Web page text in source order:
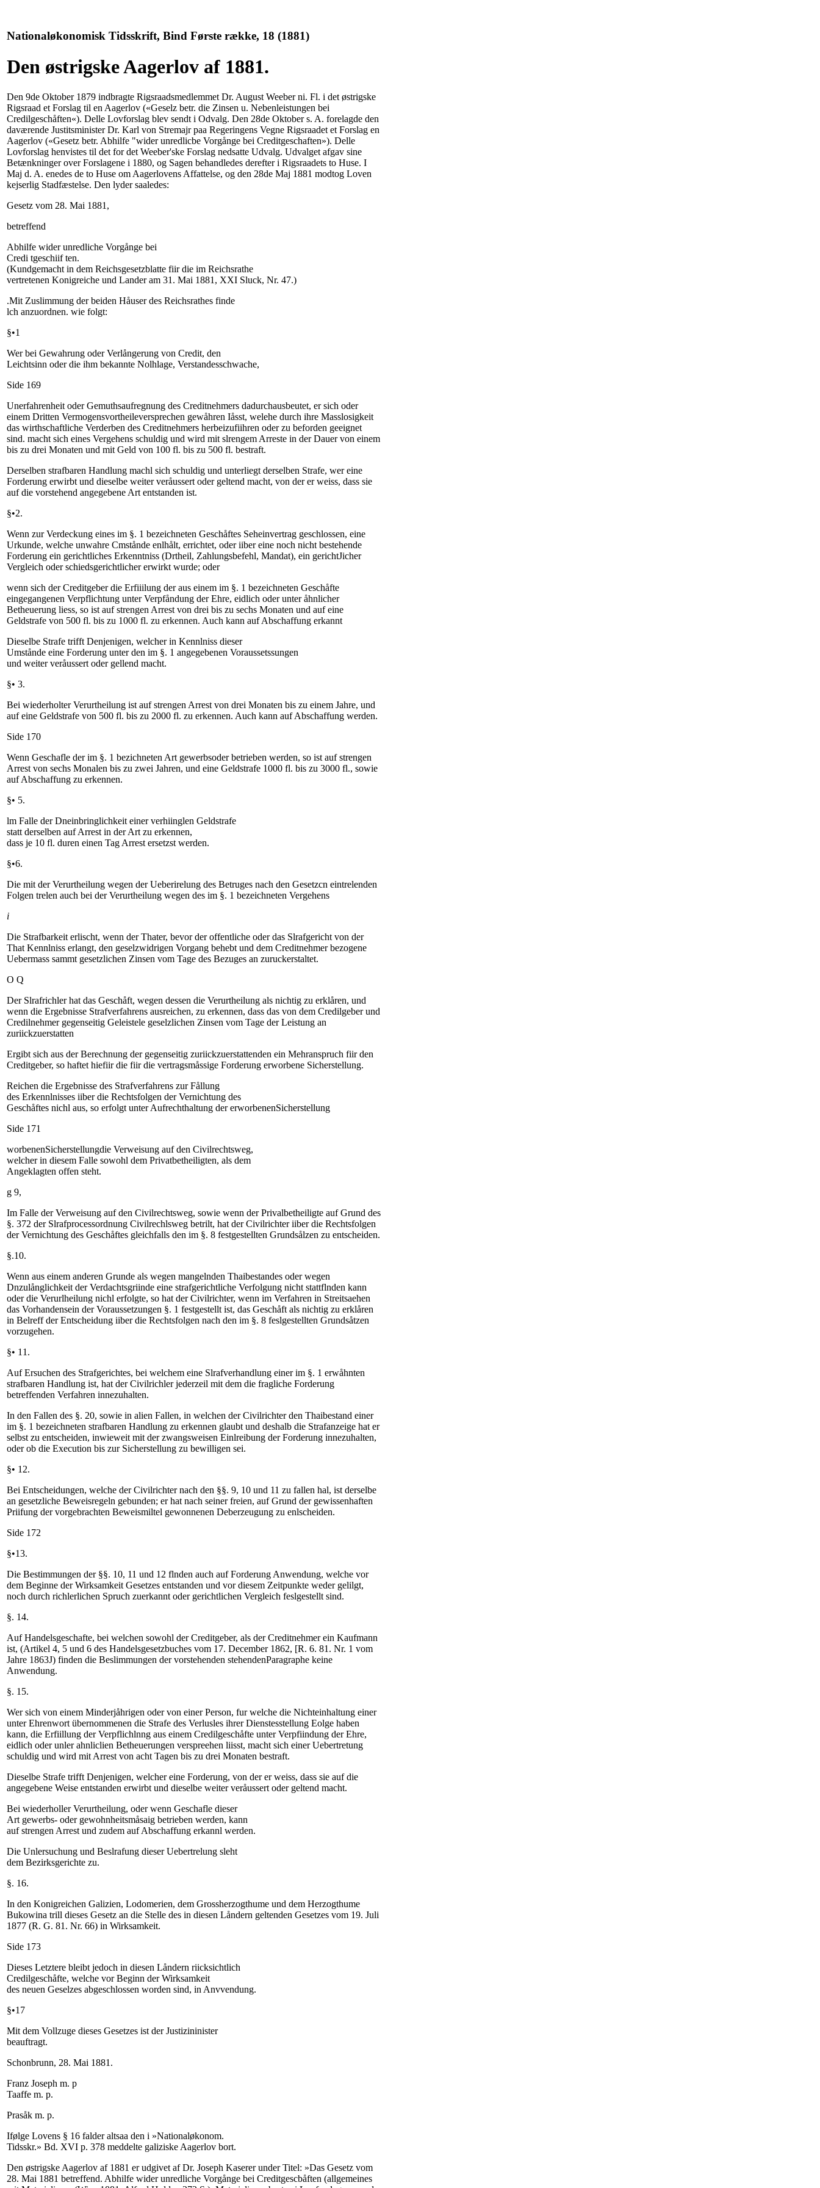
Nationaløkonomisk Tidsskrift, Bind Første række, 18 (1881)
Den østrigske Aagerlov af 1881.
Den 9de Oktober 1879 indbragte Rigsraadsmedlemmet Dr. August Weeber ni. Fl. i det østrigske
Rigsraad et Forslag til en Aagerlov («Geselz betr. die Zinsen u. Nebenleistungen bei
Credilgeschåften«). Delle Lovforslag blev sendt i Odvalg. Den 28de Oktober s. A. forelagde den
daværende Justitsminister Dr. Karl von Stremajr paa Regeringens Vegne Rigsraadet et Forslag en
Aagerlov («Gesetz betr. Abhilfe "wider unredlicbe Vorgånge bei Creditgeschaften»). Delle
Lovforslag henvistes til det for det Weeber'ske Forslag nedsatte Udvalg. Udvalget afgav sine
Betænkninger over Forslagene i 1880, og Sagen behandledes derefter i Rigsraadets to Huse. I
Maj d. A. enedes de to Huse om Aagerlovens Affattelse, og den 28de Maj 1881 modtog Loven
kejserlig Stadfæstelse. Den lyder saaledes:
Gesetz vom 28. Mai 1881,
betreffend
Abhilfe wider unredliche Vorgånge bei
Credi tgeschiif ten.
(Kundgemacht in dem Reichsgesetzblatte fiir die im Reichsrathe
vertretenen Konigreiche und Lander am 31. Mai 1881, XXI Sluck, Nr. 47.)
.Mit Zuslimmung der beiden Håuser des Reichsrathes finde
lch anzuordnen. wie folgt:
§•1
Wer bei Gewahrung oder Verlångerung von Credit, den
Leichtsinn oder die ihm bekannte Nolhlage, Verstandesschwache,
Side 169
Unerfahrenheit oder Gemuthsaufregnung des Creditnehmers dadurchausbeutet, er sich oder
einem Dritten Vermogensvortheileversprechen gewåhren Iåsst, welehe durch ihre Masslosigkeit
das wirthschaftliche Verderben des Creditnehmers herbeizufiihren oder zu beforden geeignet
sind. macht sich eines Vergehens schuldig und wird mit slrengem Arreste in der Dauer von einem
bis zu drei Monaten und mit Geld von 100 fl. bis zu 500 fl. bestraft.
Derselben strafbaren Handlung machl sich schuldig und unterliegt derselben Strafe, wer eine
Forderung erwirbt und dieselbe weiter veråussert oder geltend macht, von der er weiss, dass sie
auf die vorstehend angegebene Art entstanden ist.
§•2.
Wenn zur Verdeckung eines im §. 1 bezeichneten Geschåftes Seheinvertrag geschlossen, eine
Urkunde, welche unwahre Cmstånde enlhålt, errichtet, oder iiber eine noch nicht bestehende
Forderung ein gerichtliches Erkenntniss (Drtheil, Zahlungsbefehl, Mandat), ein gerichtJicher
Vergleich oder schiedsgerichtlicher erwirkt wurde; oder
wenn sich der Creditgeber die Erfiiilung der aus einem im §. 1 bezeichneten Geschåfte
eingegangenen Verpflichtung unter Verpfåndung der Ehre, eidlich oder unter åhnlicher
Betheuerung liess, so ist auf strengen Arrest von drei bis zu sechs Monaten und auf eine
Geldstrafe von 500 fl. bis zu 1000 fl. zu erkennen. Auch kann auf Abschaffung erkannt
Dieselbe Strafe trifft Denjenigen, welcher in Kennlniss dieser
Umstånde eine Forderung unter den im §. 1 angegebenen Voraussetssungen
und weiter veråussert oder gellend macht.
§• 3.
Bei wiederholter Verurtheilung ist auf strengen Arrest von drei Monaten bis zu einem Jahre, und
auf eine Geldstrafe von 500 fl. bis zu 2000 fl. zu erkennen. Auch kann auf Abschaffung werden.
Side 170
Wenn Geschafle der im §. 1 bezichneten Art gewerbsoder betrieben werden, so ist auf strengen
Arrest von sechs Monalen bis zu zwei Jahren, und eine Geldstrafe 1000 fl. bis zu 3000 fl., sowie
auf Abschaffung zu erkennen.
§• 5.
lm Falle der Dneinbringlichkeit einer verhiinglen Geldstrafe
statt derselben auf Arrest in der Art zu erkennen,
dass je 10 fl. duren einen Tag Arrest ersetzst werden.
§•6.
Die mit der Verurtheilung wegen der Ueberirelung des Betruges nach den Gesetzcn eintrelenden
Folgen trelen auch bei der Verurtheilung wegen des im §. 1 bezeichneten Vergehens
i
Die Strafbarkeit erlischt, wenn der Thater, bevor der offentliche oder das Slrafgericht von der
That Kennlniss erlangt, den geselzwidrigen Vorgang behebt und dem Creditnehmer bezogene
Uebermass sammt gesetzlichen Zinsen vom Tage des Bezuges an zuruckerstaltet.
O Q
Der Slrafrichler hat das Geschåft, wegen dessen die Verurtheilung als nichtig zu erklåren, und
wenn die Ergebnisse Strafverfahrens ausreichen, zu erkennen, dass das von dem Credilgeber und
Credilnehmer gegenseitig Geleistele geselzlichen Zinsen vom Tage der Leistung an
zuriickzuerstatten
Ergibt sich aus der Berechnung der gegenseitig zuriickzuerstattenden ein Mehranspruch fiir den
Creditgeber, so haftet hiefiir die fiir die vertragsmåssige Forderung erworbene Sicherstellung.
Reichen die Ergebnisse des Strafverfahrens zur Fållung
des Erkennlnisses iiber die Rechtsfolgen der Vernichtung des
Geschåftes nichl aus, so erfolgt unter Aufrechthaltung der erworbenenSicherstellung
Side 171
worbenenSicherstellungdie Verweisung auf den Civilrechtsweg,
welcher in diesem Falle sowohl dem Privatbetheiligten, als dem
Angeklagten offen steht.
g 9,
Im Falle der Verweisung auf den Civilrechtsweg, sowie wenn der Privalbetheiligte auf Grund des
§. 372 der Slrafprocessordnung Civilrechlsweg betrilt, hat der Civilrichter iiber die Rechtsfolgen
der Vernichtung des Geschåftes gleichfalls den im §. 8 festgestellten Grundsålzen zu entscheiden.
§.10.
Wenn aus einem anderen Grunde als wegen mangelnden Thaibestandes oder wegen
Dnzulånglichkeit der Verdachtsgriinde eine strafgerichtliche Verfolgung nicht stattflnden kann
oder die Verurlheilung nichl erfolgte, so hat der Civilrichter, wenn im Verfahren in Streitsaehen
das Vorhandensein der Voraussetzungen §. 1 festgestellt ist, das Geschåft als nichtig zu erklåren
in Belreff der Entscheidung iiber die Rechtsfolgen nach den im §. 8 feslgestellten Grundsåtzen
vorzugehen.
§• 11.
Auf Ersuchen des Strafgerichtes, bei welchem eine Slrafverhandlung einer im §. 1 erwåhnten
strafbaren Handlung ist, hat der Civilrichler jederzeil mit dem die fragliche Forderung
betreffenden Verfahren innezuhalten.
In den Fallen des §. 20, sowie in alien Fallen, in welchen der Civilrichter den Thaibestand einer
im §. 1 bezeichneten strafbaren Handlung zu erkennen glaubt und deshalb die Strafanzeige hat er
selbst zu entscheiden, inwieweit mit der zwangsweisen Einlreibung der Forderung innezuhalten,
oder ob die Execution bis zur Sicherstellung zu bewilligen sei.
§• 12.
Bei Entscheidungen, welche der Civilrichter nach den §§. 9, 10 und 11 zu fallen hal, ist derselbe
an gesetzliche Beweisregeln gebunden; er hat nach seiner freien, auf Grund der gewissenhaften
Priifung der vorgebrachten Beweismiltel gewonnenen Deberzeugung zu enlscheiden.
Side 172
§•13.
Die Bestimmungen der §§. 10, 11 und 12 flnden auch auf Forderung Anwendung, welche vor
dem Beginne der Wirksamkeit Gesetzes entstanden und vor diesem Zeitpunkte weder gelilgt,
noch durch richlerlichen Spruch zuerkannt oder gerichtlichen Vergleich feslgestellt sind.
§. 14.
Auf Handelsgeschafte, bei welchen sowohl der Creditgeber, als der Creditnehmer ein Kaufmann
ist, (Artikel 4, 5 und 6 des Handelsgesetzbuches vom 17. December 1862, [R. 6. 81. Nr. 1 vom
Jahre 1863J) finden die Beslimmungen der vorstehenden stehendenParagraphe keine
Anwendung.
§. 15.
Wer sich von einem Minderjåhrigen oder von einer Person, fur welche die Nichteinhaltung einer
unter Ehrenwort übernommenen die Strafe des Verlusles ihrer Dienstesstellung Eolge haben
kann, die Erfiillung der Verpflichlnng aus einem Credilgeschåfte unter Verpfiindung der Ehre,
eidlich oder unler ahnliclien Betheuerungen verspreehen liisst, macht sich einer Uebertretung
schuldig und wird mit Arrest von acht Tagen bis zu drei Monaten bestraft.
Dieselbe Strafe trifft Denjenigen, welcher eine Forderung, von der er weiss, dass sie auf die
angegebene Weise entstanden erwirbt und dieselbe weiter veråussert oder geltend macht.
Bei wiederholler Verurtheilung, oder wenn Geschafle dieser
Art gewerbs- oder gewohnheitsmåsaig betrieben werden, kann
auf strengen Arrest und zudem auf Abschaffung erkannl werden.
Die Unlersuchung und Beslrafung dieser Uebertrelung sleht
dem Bezirksgerichte zu.
§. 16.
In den Konigreichen Galizien, Lodomerien, dem Grossherzogthume und dem Herzogthume
Bukowina trill dieses Gesetz an die Stelle des in diesen Låndern geltenden Gesetzes vom 19. Juli
1877 (R. G. 81. Nr. 66) in Wirksamkeit.
Side 173
Dieses Letztere bleibt jedoch in diesen Låndern riicksichtlich
Credilgeschåfte, welche vor Beginn der Wirksamkeit
des neuen Geselzes abgeschlossen worden sind, in Anvvendung.
§•17
Mit dem Vollzuge dieses Gesetzes ist der Justizininister
beauftragt.
Schonbrunn, 28. Mai 1881.
Franz Joseph m. p
Taaffe m. p.
Prasåk m. p.
Ifølge Lovens § 16 falder altsaa den i »Nationaløkonom.
Tidsskr.» Bd. XVI p. 378 meddelte galiziske Aagerlov bort.
Den østrigske Aagerlov af 1881 er udgivet af Dr. Joseph Kaserer under Titel: »Das Gesetz vom
28. Mai 1881 betreffend. Abhilfe wider unredliche Vorgånge bei Creditgescbåften (allgemeines